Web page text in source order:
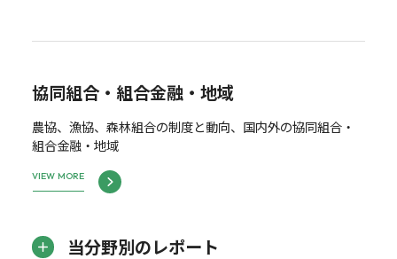
協同組合・組合金融・地域
農協、漁協、森林組合の制度と動向、国内外の協同組合・
組合金融・地域
VIEW MORE
当分野別のレポート